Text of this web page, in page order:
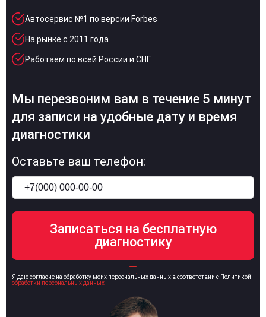
Автосервис №1 по версии Forbes
На рынке с 2011 года
Работаем по всей России и СНГ
Мы перезвоним вам в течение 5 минут
для записи на удобные дату и время
диагностики
Оставьте ваш телефон:
Я даю согласие на обработку моих персональных данных в соответствии с Политикой
обработки персональных данных